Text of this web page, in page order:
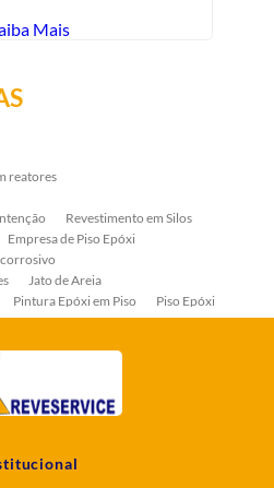
Mais
reatores
Revestimento em Silos
Empresa de Piso Epóxi
Jato de Areia
Pintura Epóxi em Piso
Piso Epóxi
E-coat em Serpentinas
Trocadores de Calor
Revestimentos Fenólicos
Jateamento Abrasivo